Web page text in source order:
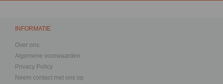
INFORMATIE
Over ons
Algemene voorwaarden
Privacy Policy
Neem contact met ons op